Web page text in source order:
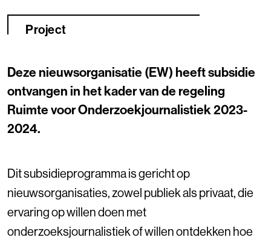
Project
Deze nieuwsorganisatie (EW) heeft subsidie
ontvangen in het kader van de regeling
Ruimte voor Onderzoekjournalistiek 2023-
2024.
Dit subsidieprogramma is gericht op
nieuwsorganisaties, zowel publiek als privaat, die
ervaring op willen doen met
onderzoeksjournalistiek of willen ontdekken hoe